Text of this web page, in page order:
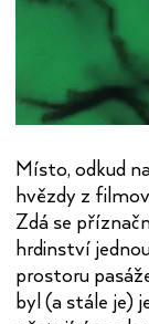
Místo, odkud
hvězdy z
Zdá se
hrdinství
prostoru
byl (a stále je)